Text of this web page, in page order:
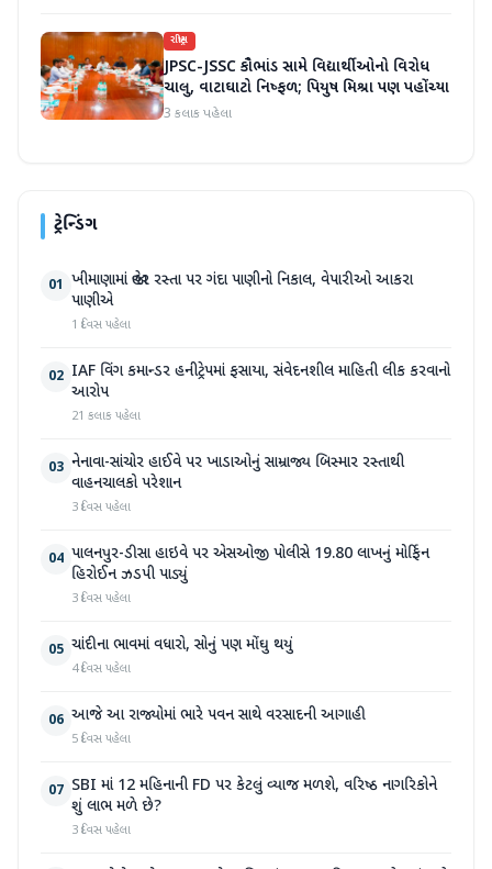
રાષ્ટ્રીય
JPSC-JSSC કૌભાંડ સામે વિદ્યાર્થીઓનો વિરોધ
ચાલુ, વાટાઘાટો નિષ્ફળ; પિયુષ મિશ્રા પણ પહોંચ્યા
3 કલાક પહેલા
ટ્રેન્ડિંગ
01 ખીમાણામાં જાહેર રસ્તા પર ગંદા પાણીનો નિકાલ, વેપારીઓ આકરા
પાણીએ
1 દિવસ પહેલા
02 IAF વિંગ કમાન્ડર હનીટ્રેપમાં ફસાયા, સંવેદનશીલ માહિતી લીક કરવાનો
આરોપ
21 કલાક પહેલા
03 નેનાવા-સાંચોર હાઈવે પર ખાડાઓનું સામ્રાજ્ય બિસ્માર રસ્તાથી
વાહનચાલકો પરેશાન
3 દિવસ પહેલા
04 પાલનપુર-ડીસા હાઇવે પર એસઓજી પોલીસે 19.80 લાખનું મોર્ફિન
હિરોઈન ઝડપી પાડ્યું
3 દિવસ પહેલા
05 ચાંદીના ભાવમાં વધારો, સોનું પણ મોંઘુ થયું
4 દિવસ પહેલા
06 આજે આ રાજ્યોમાં ભારે પવન સાથે વરસાદની આગાહી
5 દિવસ પહેલા
07 SBI માં 12 મહિનાની FD પર કેટલું વ્યાજ મળશે, વરિષ્ઠ નાગરિકોને
શું લાભ મળે છે?
3 દિવસ પહેલા